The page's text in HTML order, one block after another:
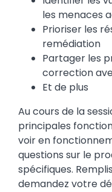
les menaces
Prioriser les
remédiation
Partager les
correction
Et de plus
Au cours de la
principales
voir en
questions sur le
spécifiques.
demandez votre